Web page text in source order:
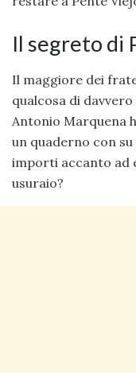
Il segreto di
Il maggiore dei
qualcosa di
Antonio Marquena
un quaderno con
importi accanto ad
usuraio?